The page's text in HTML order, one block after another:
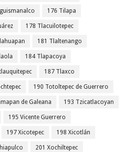
176 Tilapa
178 Tlacuilotepec
181 Tlaltenango
184 Tlapacoya
187 Tlaxco
190 Totoltepec de Guerrero
de Galeana 193 Tzicatlacoyan
195 Vicente Guerrero
197 Xicotepec 198 Xicotlán
201 Xochiltepec